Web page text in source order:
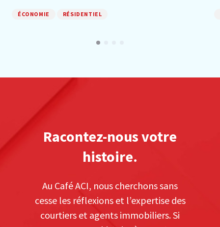
ÉCONOMIE RÉSIDENTIEL
Racontez-nous votre
histoire.
Au Café ACI, nous cherchons sans
cesse les réflexions et l’expertise des
courtiers et agents immobiliers. Si